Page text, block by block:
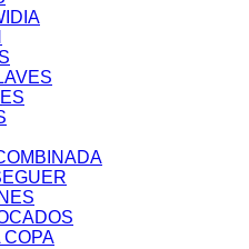
COPA